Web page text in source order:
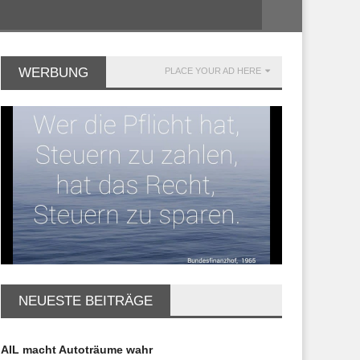
WERBUNG PLACE YOUR AD HERE
NEUESTE BEITRÄGE
AIL macht Autoträume wahr